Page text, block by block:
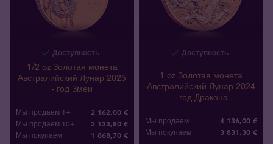
Доступность
1/2 oz Золотая монета
Австралийский Лунар 2025
- год Змеи
Мы продаем 1+ 2 162,00 €
Мы продаем 10+ 2 133,80 €
Мы покупаем 1 868,70 €
Доступность
1 oz Золотая монета
Австралийский Лунар 2024
- год Дракона
Мы продаем 4 136,00 €
Мы покупаем 3 831,30 €